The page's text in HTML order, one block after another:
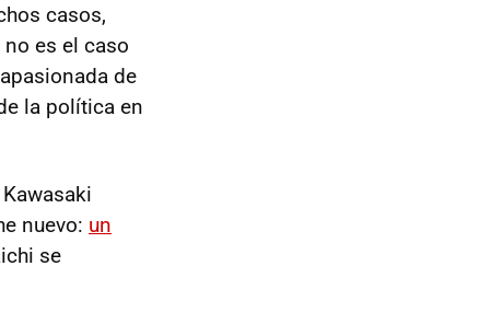
casos,
es el caso
de
la política en
nuevo: un
se